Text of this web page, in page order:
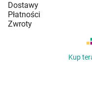
Zdrowy styl życia
Sprzęt medyczny
Dostawy
Płatności
Zwroty
Kup